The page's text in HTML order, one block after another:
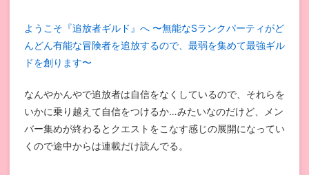
ようこそ『追放者ギルド』へ 〜無能なSランクパーティがど
んどん有能な冒険者を追放するので、最弱を集めて最強ギル
ドを創ります〜
なんやかんやで追放者は自信をなくしているので、それらを
いかに乗り越えて自信をつけるか…みたいなのだけど、メン
バー集めが終わるとクエストをこなす感じの展開になってい
くので途中からは連載だけ読んでる。